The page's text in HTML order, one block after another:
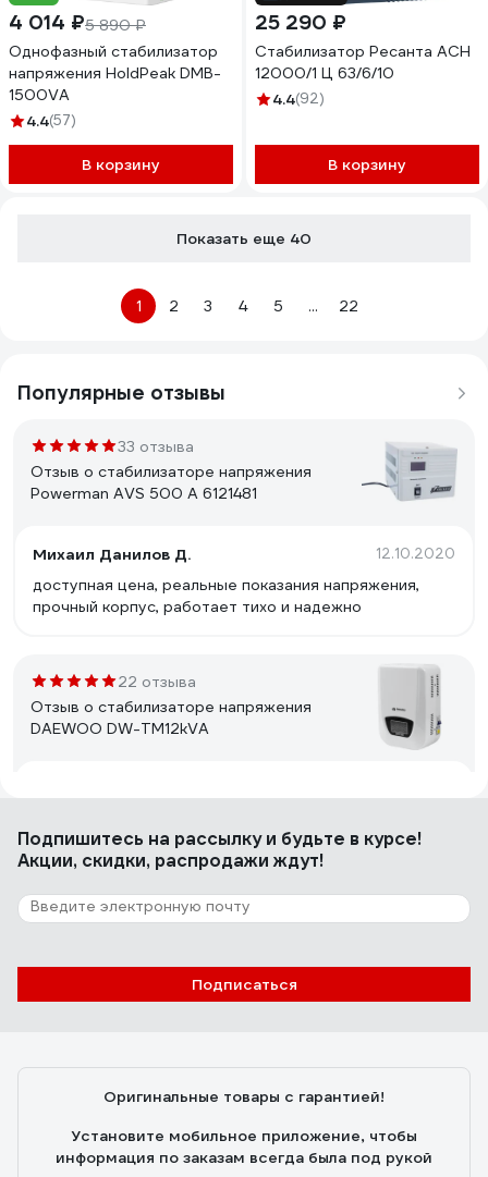
4 014 ₽5 890 ₽
Однофазный стабилизатор
напряжения HoldPeak DMB-
1500VA
4.4(57)
В корзину
25 290 ₽
Стабилизатор Ресанта АСН
12000/1 Ц 63/6/10
4.4(92)
В корзину
Показать еще 40
1 2 3 4 5 ... 22
Популярные отзывы
33 отзыва
Отзыв о стабилизаторе напряжения
Powerman AVS 500 A 6121481
Михаил Данилов Д. 12.10.2020
доступная цена, реальные показания напряжения,
прочный корпус, работает тихо и надежно
22 отзыва
Отзыв о стабилизаторе напряжения
DAEWOO DW-TM12kVA
Байпас
3 отзыва
SmartWatt AVR SERVO 20000SF
надежное решение. Рекомендую.
Подпишитесь на рассылкуи будьте в курсе!
Акции, скидки, распродажи ждут!
Подписаться
Оригинальные товары с гарантией!
Установите мобильное приложение, чтобы
информация по заказам всегда была под рукой